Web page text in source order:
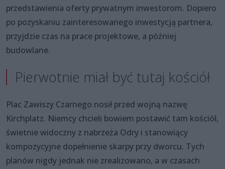
przedstawienia oferty prywatnym inwestorom. Dopiero
po pozyskaniu zainteresowanego inwestycją partnera,
przyjdzie czas na prace projektowe, a później
budowlane.
Pierwotnie miał być tutaj kościół
Plac Zawiszy Czarnego nosił przed wojną nazwę
Kirchplatz. Niemcy chcieli bowiem postawić tam kościół,
świetnie widoczny z nabrzeża Odry i stanowiący
kompozycyjne dopełnienie skarpy przy dworcu. Tych
planów nigdy jednak nie zrealizowano, a w czasach